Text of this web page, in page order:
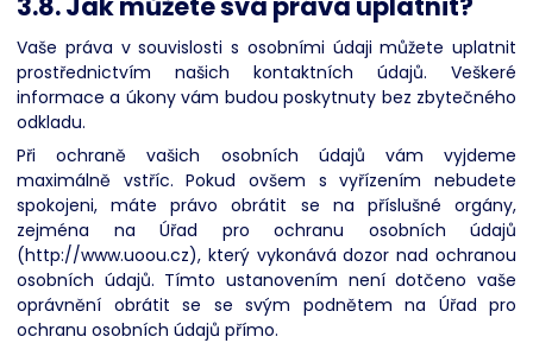
Vaše práva v souvislosti s osobními údaji můžete uplatnit
prostřednictvím našich kontaktních údajů. Veškeré
informace a úkony vám budou poskytnuty bez zbytečného
odkladu.
Při ochraně vašich osobních údajů vám vyjdeme
maximálně vstříc. Pokud ovšem s vyřízením nebudete
spokojeni, máte právo obrátit se na příslušné orgány,
zejména na Úřad pro ochranu osobních údajů
(http://www.uoou.cz), který vykonává dozor nad ochranou
osobních údajů. Tímto ustanovením není dotčeno vaše
oprávnění obrátit se se svým podnětem na Úřad pro
ochranu osobních údajů přímo.